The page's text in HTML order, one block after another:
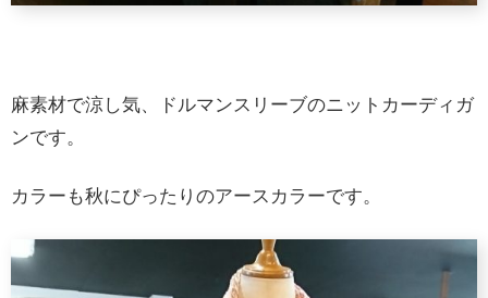
麻素材で涼し気、ドルマンスリーブのニットカーディガ
ンです。
カラーも秋にぴったりのアースカラーです。